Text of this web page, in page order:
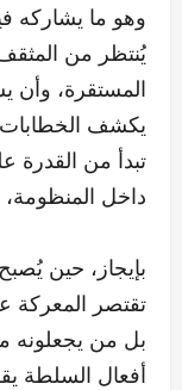
وهو ما يشاركه
يُنتظر من
المستقرة، وأن
يكشف الخطابات
تبدأ من القدرة
داخل
بإيجاز، حين
تقتصر المعركة
بل من يجعلونه
أفعال السلطة